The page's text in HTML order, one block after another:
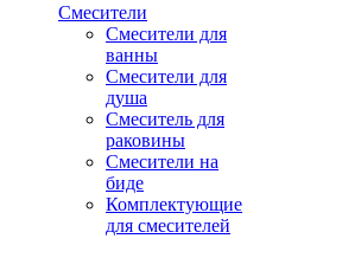
Смесители
Смесители для
ванны
Смесители для
душа
Смеситель для
раковины
Смесители на
биде
Комплектующие
для смесителей